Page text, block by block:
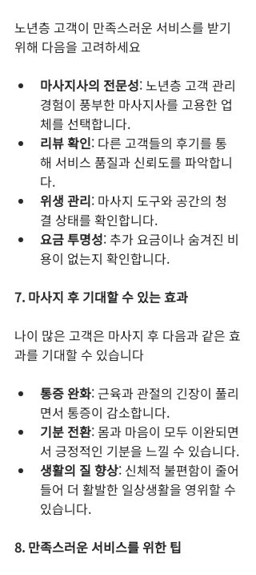
노년층 고객이 만족스러운 서비스를 받기
위해 다음을 고려하세요
마사지사의 전문성: 노년층 고객 관리
경험이 풍부한 마사지사를 고용한 업
체를 선택합니다.
리뷰 확인: 다른 고객들의 후기를 통
해 서비스 품질과 신뢰도를 파악합니
다.
위생 관리: 마사지 도구와 공간의 청
결 상태를 확인합니다.
요금 투명성: 추가 요금이나 숨겨진 비
용이 없는지 확인합니다.
7. 마사지 후 기대할 수 있는 효과
나이 많은 고객은 마사지 후 다음과 같은 효
과를 기대할 수 있습니다
통증 완화: 근육과 관절의 긴장이 풀리
면서 통증이 감소합니다.
기분 전환: 몸과 마음이 모두 이완되면
서 긍정적인 기분을 느낄 수 있습니다.
생활의 질 향상: 신체적 불편함이 줄어
들어 더 활발한 일상생활을 영위할 수
있습니다.
8. 만족스러운 서비스를 위한 팁